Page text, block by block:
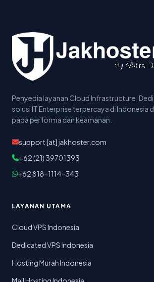
Penyedia layanan Cloud Infrastructure,
solusi IT Enterprise terpercaya di Indonesia
pada performa dan keamanan.
support [at] jakhoster.com
+62 (21) 39701393
+62 818-1114-343
LAYANAN UTAMA
Cloud VPS Indonesia
Dedicated VPS Indonesia
Hosting Murah Indonesia